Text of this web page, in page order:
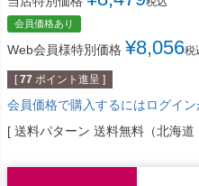
会員価格あり
Web会員様特別価格 ¥8,056税
[ 77 ポイント進呈 ]
会員価格で購入するにはログイン
送料パターン 送料無料（北海道